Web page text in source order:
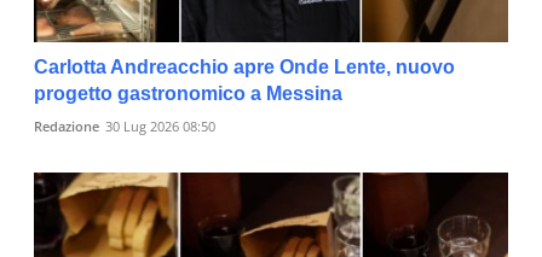
Carlotta Andreacchio apre Onde Lente, nuovo
progetto gastronomico a Messina
Redazione 30 Lug 2026 08:50